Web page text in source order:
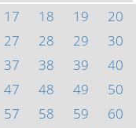
17 18 19
20
27 28 29
30
37 38 39
40
47 48 49
50
57 58 59
60